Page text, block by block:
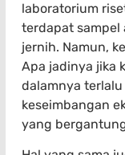
laboratorium
terdapat sampel
jernih. Namun,
Apa jadinya jika
dalamnya
keseimbangan
yang